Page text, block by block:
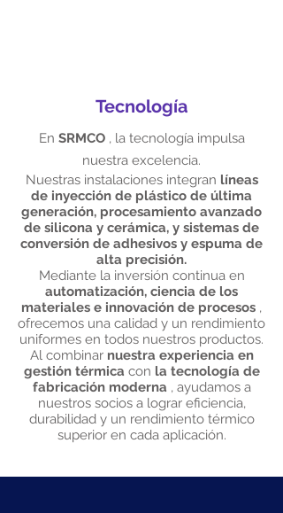
Tecnología
En SRMCO, la tecnología impulsa
nuestra excelencia.
Nuestras instalaciones integran líneas
de inyección de plástico de última
generación, procesamiento avanzado
de silicona y cerámica, y sistemas de
conversión de adhesivos y espuma de
alta precisión.
Mediante la inversión continua en
automatización, ciencia de los
materiales e innovación de procesos ,
ofrecemos una calidad y un rendimiento
uniformes en todos nuestros productos.
Al combinar nuestra experiencia en
gestión térmica con la tecnología de
fabricación moderna , ayudamos a
nuestros socios a lograr eficiencia,
durabilidad y un rendimiento térmico
superior en cada aplicación.